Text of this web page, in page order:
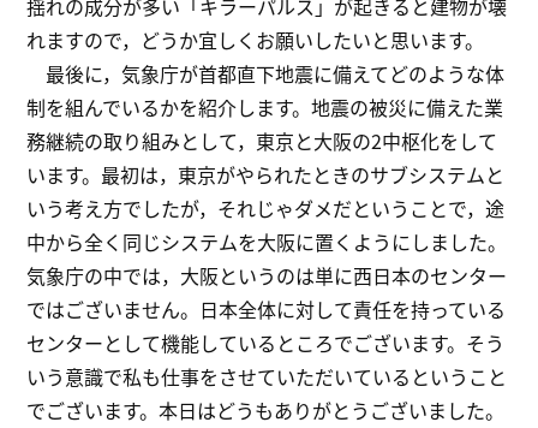
揺れの成分が多い「キラーパルス」が起きると建物が壊
れますので，どうか宜しくお願いしたいと思います。
最後に，気象庁が首都直下地震に備えてどのような体
制を組んでいるかを紹介します。地震の被災に備えた業
務継続の取り組みとして，東京と大阪の2中枢化をして
います。最初は，東京がやられたときのサブシステムと
いう考え方でしたが，それじゃダメだということで，途
中から全く同じシステムを大阪に置くようにしました。
気象庁の中では，大阪というのは単に西日本のセンター
ではございません。日本全体に対して責任を持っている
センターとして機能しているところでございます。そう
いう意識で私も仕事をさせていただいているということ
でございます。本日はどうもありがとうございました。